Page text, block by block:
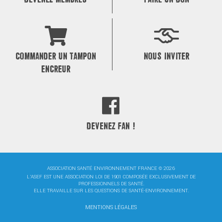
COMMANDER UN TAMPON
ENCREUR
NOUS INVITER
DEVENEZ FAN !
ASSOCIATION SANTÉ ENVIRONNEMENT FRANCE © 2026
L'ASEF EST UNE ASSOCIATION LOI DE 1901 COMPOSÉE EXCLUSIVEMENT DE
PROFESSIONNELS DE SANTÉ.
ELLE TRAVAILLE SUR LES QUESTIONS DE SANTÉ-ENVIRONNEMENT.
MENTIONS LÉGALES